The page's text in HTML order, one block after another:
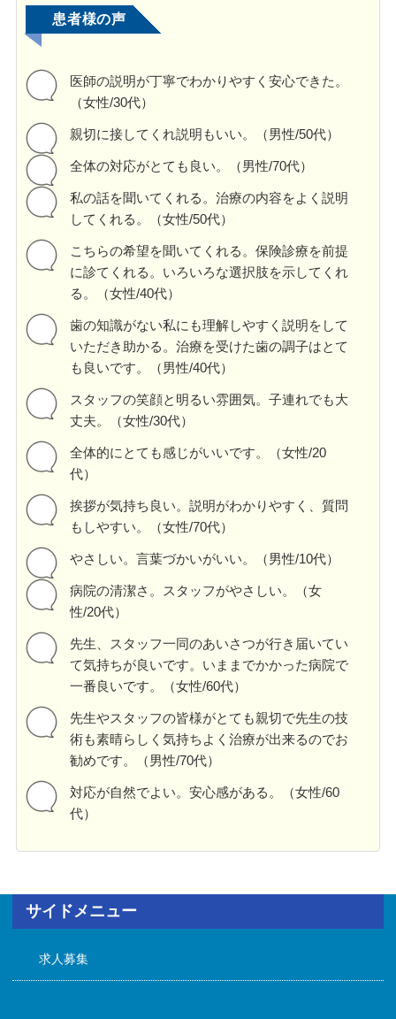
患者様の声
医師の説明が丁寧でわかりやすく安心できた。
（女性/30代）
親切に接してくれ説明もいい。（男性/50代）
全体の対応がとても良い。（男性/70代）
私の話を聞いてくれる。治療の内容をよく説明
してくれる。（女性/50代）
こちらの希望を聞いてくれる。保険診療を前提
に診てくれる。いろいろな選択肢を示してくれ
る。（女性/40代）
歯の知識がない私にも理解しやすく説明をして
いただき助かる。治療を受けた歯の調子はとて
も良いです。（男性/40代）
スタッフの笑顔と明るい雰囲気。子連れでも大
丈夫。（女性/30代）
全体的にとても感じがいいです。（女性/20
代）
挨拶が気持ち良い。説明がわかりやすく、質問
もしやすい。（女性/70代）
やさしい。言葉づかいがいい。（男性/10代）
病院の清潔さ。スタッフがやさしい。（女
性/20代）
先生、スタッフ一同のあいさつが行き届いてい
て気持ちが良いです。いままでかかった病院で
一番良いです。（女性/60代）
先生やスタッフの皆様がとても親切で先生の技
術も素晴らしく気持ちよく治療が出来るのでお
勧めです。（男性/70代）
対応が自然でよい。安心感がある。（女性/60
代）
サイドメニュー
求人募集